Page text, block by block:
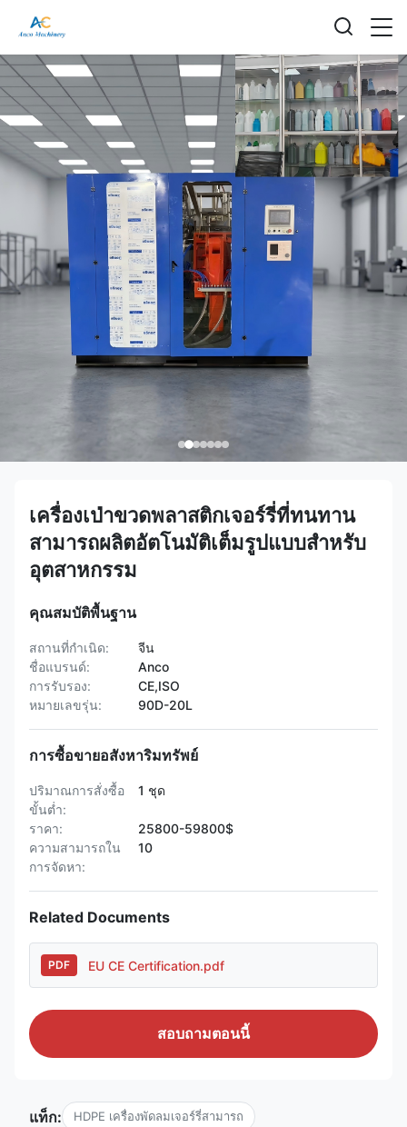
เครื่องเป่าขวดพลาสติกเจอร์รี่ที่ทนทาน
สามารถผลิตอัตโนมัติเต็มรูปแบบสำหรับ
อุตสาหกรรม
คุณสมบัติพื้นฐาน
สถานที่กำเนิด:
จีน
ชื่อแบรนด์:
Anco
การรับรอง:
CE,ISO
หมายเลขรุ่น:
90D-20L
การซื้อขายอสังหาริมทรัพย์
ปริมาณการสั่งซื้อ
ขั้นต่ำ:
1 ชุด
ราคา:
25800-59800$
ความสามารถใน
การจัดหา:
10
Related Documents
PDF EU CE Certification.pdf
สอบถามตอนนี้
แท็ก: HDPE เครื่องพัดลมเจอร์รี่สามารถ